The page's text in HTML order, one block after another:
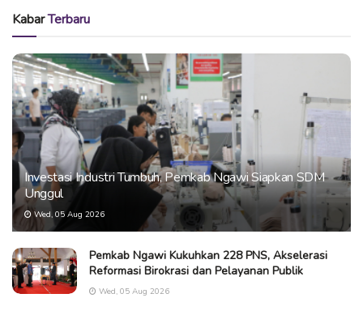
KabarTerbaru
Investasi Industri Tumbuh, Pemkab Ngawi Siapkan SDM
Unggul
Wed, 05 Aug 2026
Pemkab Ngawi Kukuhkan 228 PNS, Akselerasi
Reformasi Birokrasi dan Pelayanan Publik
Wed, 05 Aug 2026